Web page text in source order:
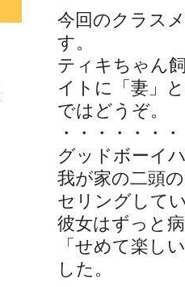
今回のクラス
す。
ティキちゃん
イトに「妻」
ではどうぞ。
・・・・・・
グッドボーイ
我が家の二頭
セリングして
彼女はずっと
「せめて楽し
した。